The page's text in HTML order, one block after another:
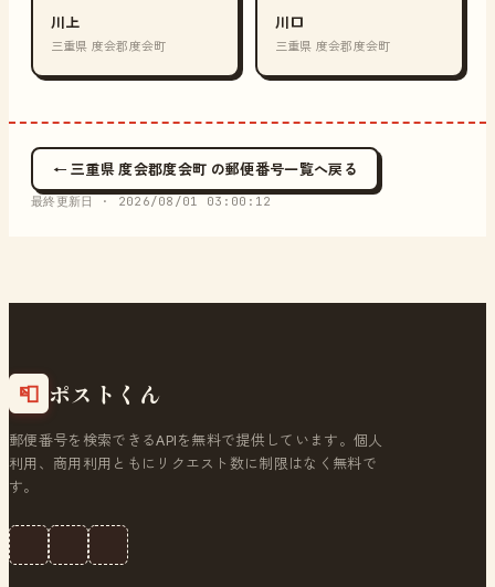
川上
三重県 度会郡度会町
川口
三重県 度会郡度会町
← 三重県 度会郡度会町 の郵便番号一覧へ戻る
最終更新日 · 2026/08/01 03:00:12
📮 ポストくん
郵便番号を検索できるAPIを無料で提供しています。個人
利用、商用利用ともにリクエスト数に制限はなく無料で
す。